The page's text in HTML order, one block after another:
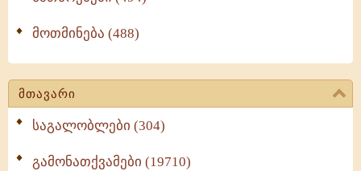
მოთმინება (488)
მთავარი
საგალობლები (304)
გამონათქვამები (19710)